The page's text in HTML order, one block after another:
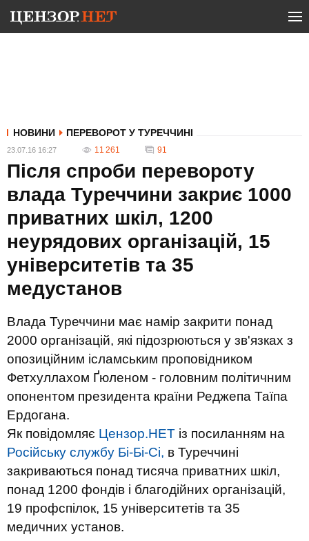
НОВИНИ ПЕРЕВОРОТ У ТУРЕЧЧИНІ
23.07.16 16:27 11 261 91
Після спроби перевороту
влада Туреччини закриє 1000
приватних шкіл, 1200
неурядових організацій, 15
університетів та 35
медустанов
Влада Туреччини має намір закрити понад
2000 організацій, які підозрюються у зв'язках з
опозиційним ісламським проповідником
Фетхуллахом Ґюленом - головним політичним
опонентом президента країни Реджепа Таїпа
Ердогана.
Як повідомляє Цензор.НЕТ із посиланням на
Російську службу Бі-Бі-Сі, в Туреччині
закриваються понад тисяча приватних шкіл,
понад 1200 фондів і благодійних організацій,
19 профспілок, 15 університетів та 35
медичних установ.